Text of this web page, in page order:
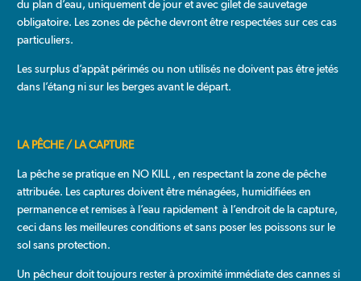
du plan d’eau, uniquement de jour et avec gilet de sauvetage
obligatoire. Les zones de pêche devront être respectées sur ces cas
particuliers.
Les surplus d’appât périmés ou non utilisés ne doivent pas être jetés
dans l’étang ni sur les berges avant le départ.
LA PÊCHE / LA CAPTURE
La pêche se pratique en NO KILL , en respectant la zone de pêche
attribuée. Les captures doivent être ménagées, humidifiées en
permanence et remises à l’eau rapidement à l’endroit de la capture,
ceci dans les meilleures conditions et sans poser les poissons sur le
sol sans protection.
Un pêcheur doit toujours rester à proximité immédiate des cannes si